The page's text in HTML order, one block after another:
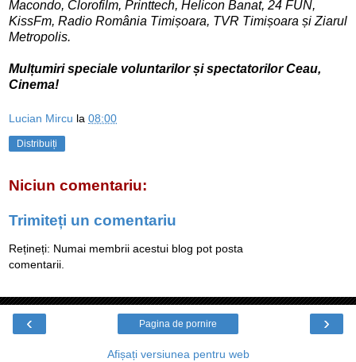
Macondo, Clorofilm, Printtech, Helicon Banat, 24 FUN,
KissFm, Radio România Timișoara, TVR Timișoara și Ziarul
Metropolis.
Mulțumiri speciale voluntarilor și spectatorilor Ceau,
Cinema!
Lucian Mircu la 08:00
Distribuiți
Niciun comentariu:
Trimiteți un comentariu
Rețineți: Numai membrii acestui blog pot posta
comentarii.
‹ ›
Pagina de pornire
Afișați versiunea pentru web